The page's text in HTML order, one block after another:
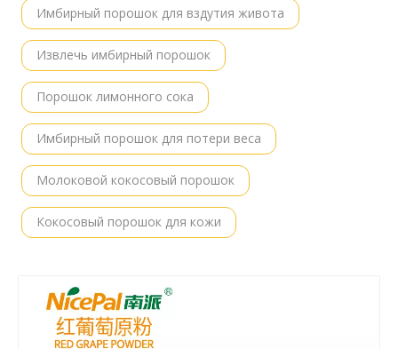
Имбирный порошок для вздутия живота
Извлечь имбирный порошок
Порошок лимонного сока
Имбирный порошок для потери веса
Молоковой кокосовый порошок
Кокосовый порошок для кожи